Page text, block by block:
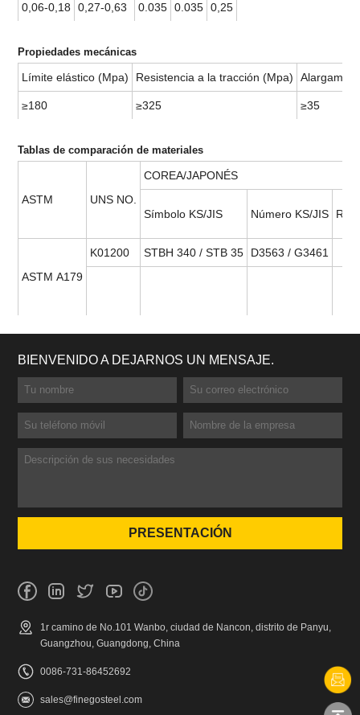
0,06-0,18 0,27-0,63 0.035 0.035 0,25
Propiedades mecánicas
Límite elástico (Mpa) Resistencia a la tracción (Mpa)
≥180 ≥325 ≥35
Tablas de comparación de materiales
ASTM UNS NO.
COREA/JAPONÉS
Símbolo KS/JIS Número KS/JIS Re
ASTM A179
K01200 STBH 340 / STB 35 D3563 / G3461
BIENVENIDO A DEJARNOS UN MENSAJE.
1r camino de No.101 Wanbo, ciudad de Nancon, distrito de Panyu,
Guangzhou, Guangdong, China
0086-731-86452692
sales@finegosteel.com